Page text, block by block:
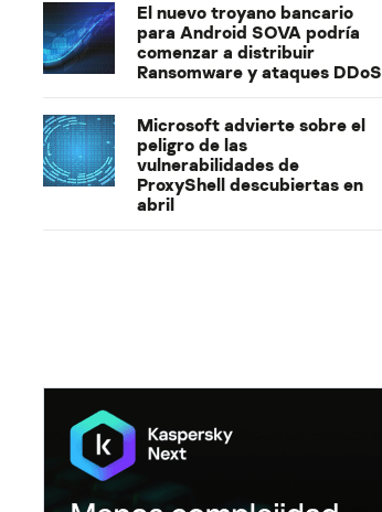
El nuevo troyano bancario
para Android SOVA podría
comenzar a distribuir
Ransomware y ataques DDoS
Microsoft advierte sobre el
peligro de las
vulnerabilidades de
ProxyShell descubiertas en
abril